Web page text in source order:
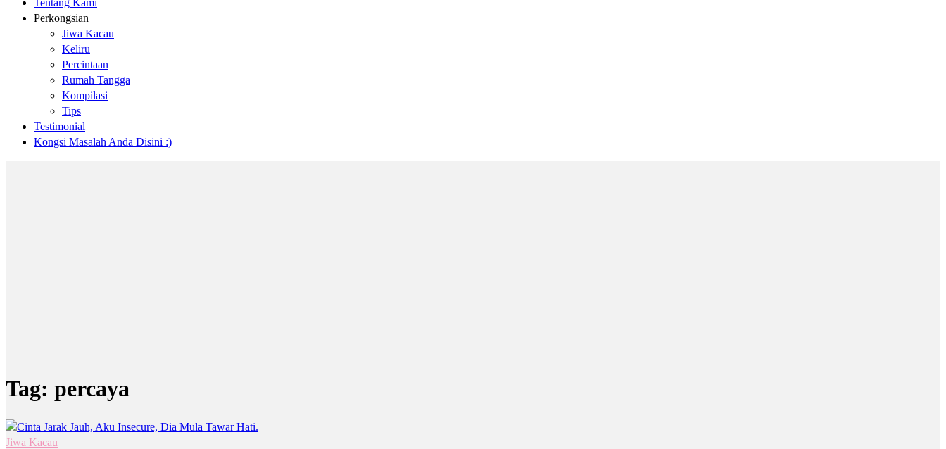
Tentang Kami
Perkongsian
Jiwa Kacau
Keliru
Percintaan
Rumah Tangga
Kompilasi
Tips
Testimonial
Kongsi Masalah Anda Disini :)
Tag: percaya
Jiwa Kacau